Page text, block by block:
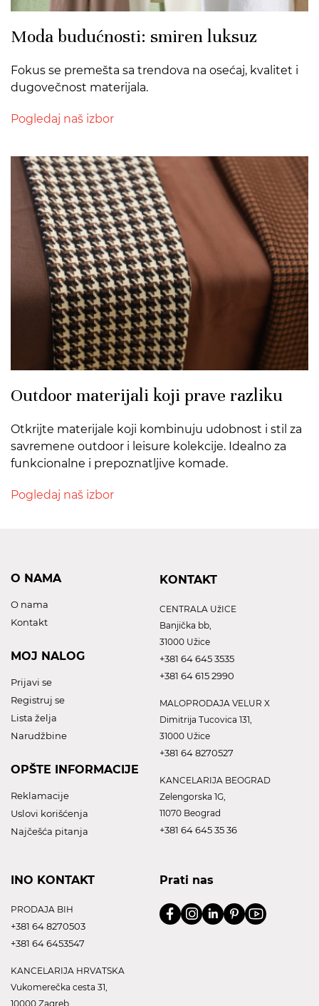
Moda budućnosti: smiren luksuz
Fokus se premešta sa trendova na osećaj, kvalitet i
dugovečnost materijala.
Pogledaj naš izbor
Outdoor materijali koji prave razliku
Otkrijte materijale koji kombinuju udobnost i stil za
savremene outdoor i leisure kolekcije. Idealno za
funkcionalne i prepoznatljive komade.
Pogledaj naš izbor
O NAMA
O nama
Kontakt
MOJ NALOG
Prijavi se
Registruj se
Lista želja
Narudžbine
OPŠTE INFORMACIJE
Reklamacije
Uslovi korišćenja
Najčešća pitanja
KONTAKT
CENTRALA UžICE
Banjička bb,
31000 Užice
+381 64 645 3535
+381 64 615 2990
MALOPRODAJA VELUR X
Dimitrija Tucovica 131,
31000 Užice
+381 64 8270527
KANCELARIJA BEOGRAD
Zelengorska 1G,
11070 Beograd
+381 64 645 35 36
INO KONTAKT
PRODAJA BIH
+381 64 8270503
+381 64 6453547
KANCELARIJA HRVATSKA
Vukomerečka cesta 31,
10000 Zagreb
Prati nas